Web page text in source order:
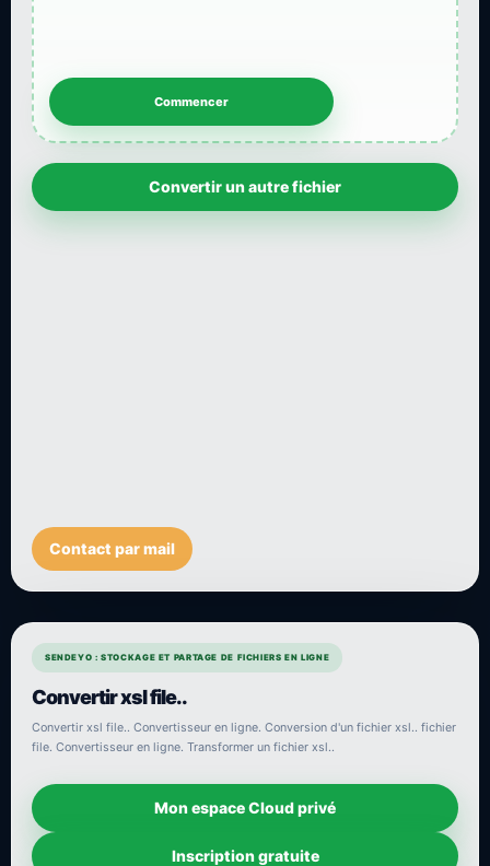
Convertir un autre fichier
Contact par mail
SENDEYO : STOCKAGE ET PARTAGE DE FICHIERS EN LIGNE
Convertir xsl file..
Convertir xsl file.. Convertisseur en ligne. Conversion d'un fichier xsl.. fichier
file. Convertisseur en ligne. Transformer un fichier xsl..
Mon espace Cloud privé
Inscription gratuite